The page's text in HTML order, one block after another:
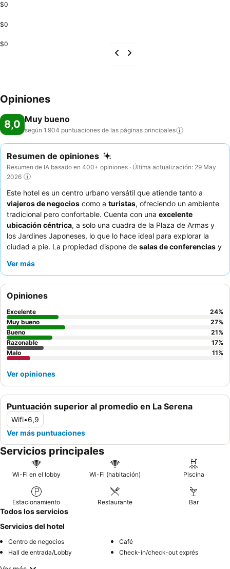
$0
$0
$0
Opiniones
8,0 Muy bueno
según 1.904 puntuaciones de las páginas principales
Resumen de opiniones
Resumen de IA basado en 400+ opiniones · Última actualización: 29 May
2026
Este hotel es un centro urbano versátil que atiende tanto a
viajeros de negocios como a turistas, ofreciendo un ambiente
tradicional pero confortable. Cuenta con una excelente
ubicación céntrica, a solo una cuadra de la Plaza de Armas y
los Jardines Japoneses, lo que lo hace ideal para explorar la
ciudad a pie. La propiedad dispone de salas de conferencias y
necesidades corporativas. Los huéspedes elogian
desayuno buffet
estancia más tranquila, considere solicitar una habitación con
vistas al jardín.
Ver más
Puntuación superior al promedio en La Serena
Wifi•6,9
Ver más puntuaciones
Opiniones
Excelente 24%
Muy bueno
27%
Bueno
21%
Razonable
17%
Malo
11%
Ver opiniones
Servicios principales
Wi-Fi en el lobby Wi-Fi (habitación) Piscina
Estacionamiento Restaurante Bar
Todos los servicios
Servicios del hotel
Centro de negocios
Café
Hall de entrada/Lobby
Check-in/check-out exprés